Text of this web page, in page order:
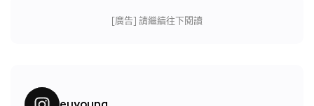
[廣告] 請繼續往下閱讀